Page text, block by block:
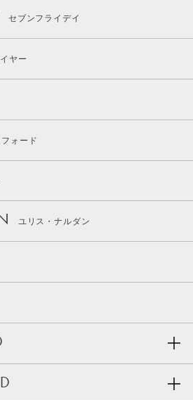
セブンフライデイ
ヤー
フォード
ユリス・ナルダン